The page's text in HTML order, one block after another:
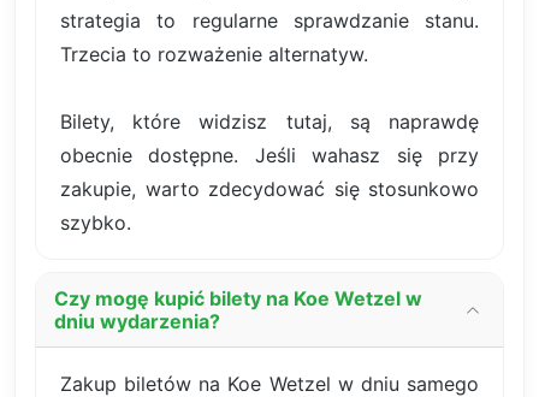
strategia to regularne sprawdzanie stanu.
Trzecia to rozważenie alternatyw.
Bilety, które widzisz tutaj, są naprawdę
obecnie dostępne. Jeśli wahasz się przy
zakupie, warto zdecydować się stosunkowo
szybko.
Czy mogę kupić bilety na Koe Wetzel w
dniu wydarzenia?
Zakup biletów na Koe Wetzel w dniu samego